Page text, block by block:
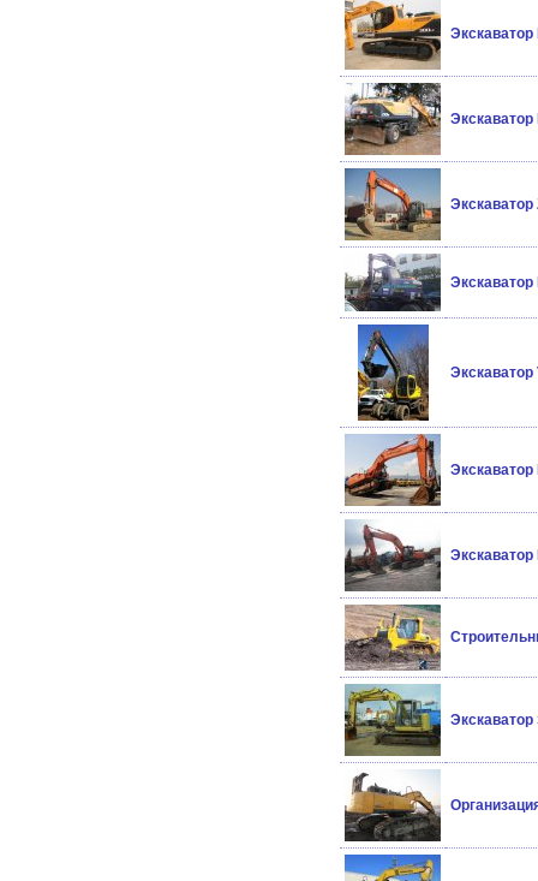
Экскаватор
Экскаватор
Экскаватор
Экскаватор
Экскаватор
Экскаватор